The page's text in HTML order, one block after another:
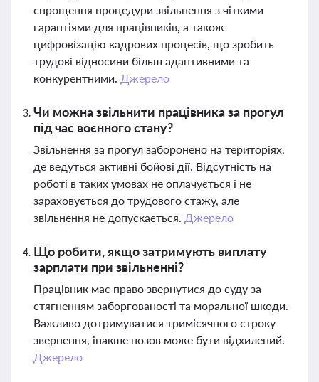
спрощення процедури звільнення з чіткими
гарантіями для працівників, а також
цифровізацію кадрових процесів, що зробить
трудові відносини більш адаптивними та
конкурентними. Джерело
Чи можна звільнити працівника за прогул
під час воєнного стану?
Звільнення за прогул заборонено на територіях,
де ведуться активні бойові дії. Відсутність на
роботі в таких умовах не оплачується і не
зараховується до трудового стажу, але
звільнення не допускається. Джерело
Що робити, якщо затримують виплату
зарплати при звільненні?
Працівник має право звернутися до суду за
стягненням заборгованості та моральної шкоди.
Важливо дотримуватися тримісячного строку
звернення, інакше позов може бути відхилений.
Джерело